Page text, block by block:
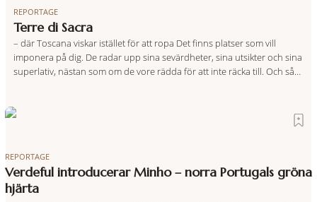
REPORTAGE
Terre di Sacra
– där Toscana viskar istället för att ropa Det finns platser som vill
imponera på dig. De radar upp sina sevärdheter, sina utsikter och sina
superlativ, nästan som om de vore rädda för att inte räcka till. Och så
REPORTAGE
Verdeful introducerar Minho – norra Portugals gröna
hjärta